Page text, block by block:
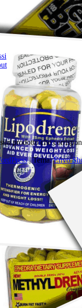
prodotto che
|Tema:Envo